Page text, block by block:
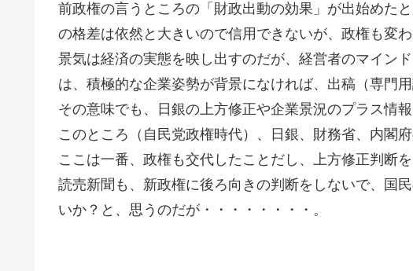
前政権の言うところの「財政出動の効果」が出始めた
の格差は依然と大きいので信用できないが、政権も変
景気は経済の実態を映し出すのだが、経営者のマイン
は、積極的な企業姿勢が背景になければ、出稿（専門
その意味でも、日銀の上方修正や企業景況のプラス情
このところ（自民党政権時代）、日銀、財務省、内閣
ここは一番、政権も交代したことだし、上方修正判断
読売新聞も、新政権に後ろ向きの判断をしないで、国
いか？と、思うのだが・・・・・・・・。
Ｇｏ